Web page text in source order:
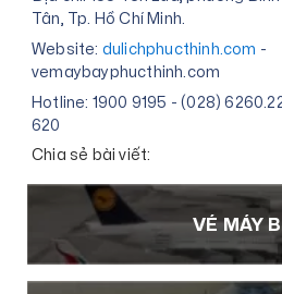
Tân, Tp. Hồ Chí Minh.
Website: dulichphucthinh.com -
vemaybayphucthinh.com
Hotline: 1900 9195 - (028)
620
Chia sẻ bài viết:
VÉ MÁY